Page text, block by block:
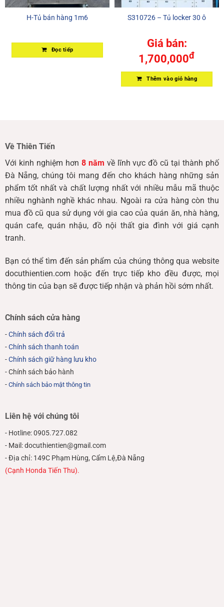
H-Tủ bán hàng 1m6
Đọc tiếp
S310726 – Tủ locker 30 ô
Giá bán:
1,700,000đ
Thêm vào giỏ hàng
Về Thiên Tiến
Với kinh nghiệm hơn 8 năm về lĩnh vực đồ cũ tại thành phố
Đà Nẵng, chúng tôi mang đến cho khách hàng những sản
phẩm tốt nhất và chất lượng nhất với nhiều mẫu mã thuộc
nhiều nghành nghề khác nhau. Ngoài ra cửa hàng còn thu
mua đồ cũ qua sử dụng với gia cao của quán ăn, nhà hàng,
quán cafe, quán nhậu, đồ nội thất gia đình với giá cạnh
tranh.
Bạn có thể tìm đến sản phẩm của chúng thông qua website
docuthientien.com hoặc đến trực tiếp kho đều được, mọi
thông tin của bạn sẽ được tiếp nhận và phản hồi sớm nhất.
Chính sách cửa hàng
-Chính sách đổi trả
-Chính sách thanh toán
-Chính sách giữ hàng lưu kho
- Chính sách bảo hành
- Chính sách bảo mật thông tin
Liên hệ với chúng tôi
- Hotline: 0905.727.082
- Mail: docuthientien@gmail.com
- Địa chỉ: 149C Phạm Hùng, Cẩm Lệ,Đà Nẵng
(Cạnh Honda Tiến Thu).